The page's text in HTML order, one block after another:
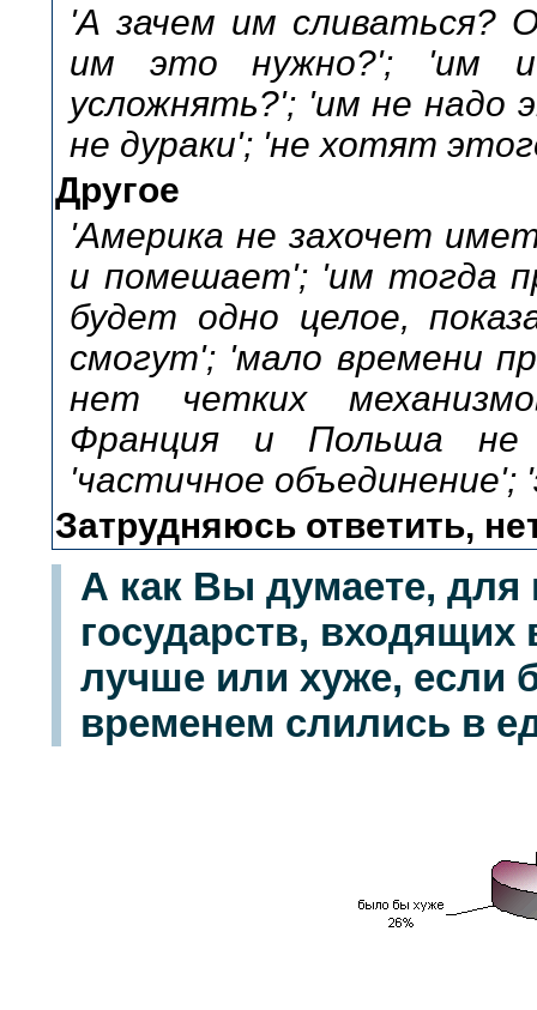
'А зачем им сливаться?
им это нужно?'; 'им
усложнять?'; 'им не надо
не дураки'; 'не хотят
Другое
'Америка не захочет
и помешает'; 'им тогда
будет одно целое,
смогут'; 'мало времени
нет четких
Франция и Польша
'частичное
Затрудняюсь ответить,
А как Вы думаете, для
государств,
лучше или хуже, если
временем слились в